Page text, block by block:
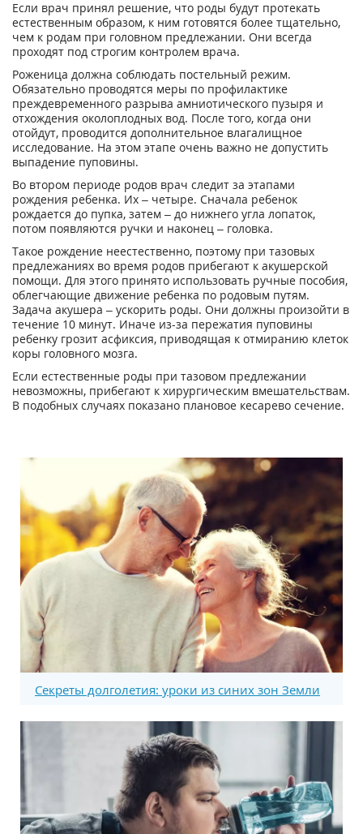
Если врач принял решение, что роды будут протекать
естественным образом, к ним готовятся более тщательно,
чем к родам при головном предлежании. Они всегда
проходят под строгим контролем врача.
Роженица должна соблюдать постельный режим.
Обязательно проводятся меры по профилактике
преждевременного разрыва амниотического пузыря и
отхождения околоплодных вод. После того, когда они
отойдут, проводится дополнительное влагалищное
исследование. На этом этапе очень важно не допустить
выпадение пуповины.
Во втором периоде родов врач следит за этапами
рождения ребенка. Их – четыре. Сначала ребенок
рождается до пупка, затем – до нижнего угла лопаток,
потом появляются ручки и наконец – головка.
Такое рождение неестественно, поэтому при тазовых
предлежаниях во время родов прибегают к акушерской
помощи. Для этого принято использовать ручные пособия,
облегчающие движение ребенка по родовым путям.
Задача акушера – ускорить роды. Они должны произойти в
течение 10 минут. Иначе из-за пережатия пуповины
ребенку грозит асфиксия, приводящая к отмиранию клеток
коры головного мозга.
Если естественные роды при тазовом предлежании
невозможны, прибегают к хирургическим вмешательствам.
В подобных случаях показано плановое кесарево сечение.
Секреты долголетия: уроки из синих зон Земли